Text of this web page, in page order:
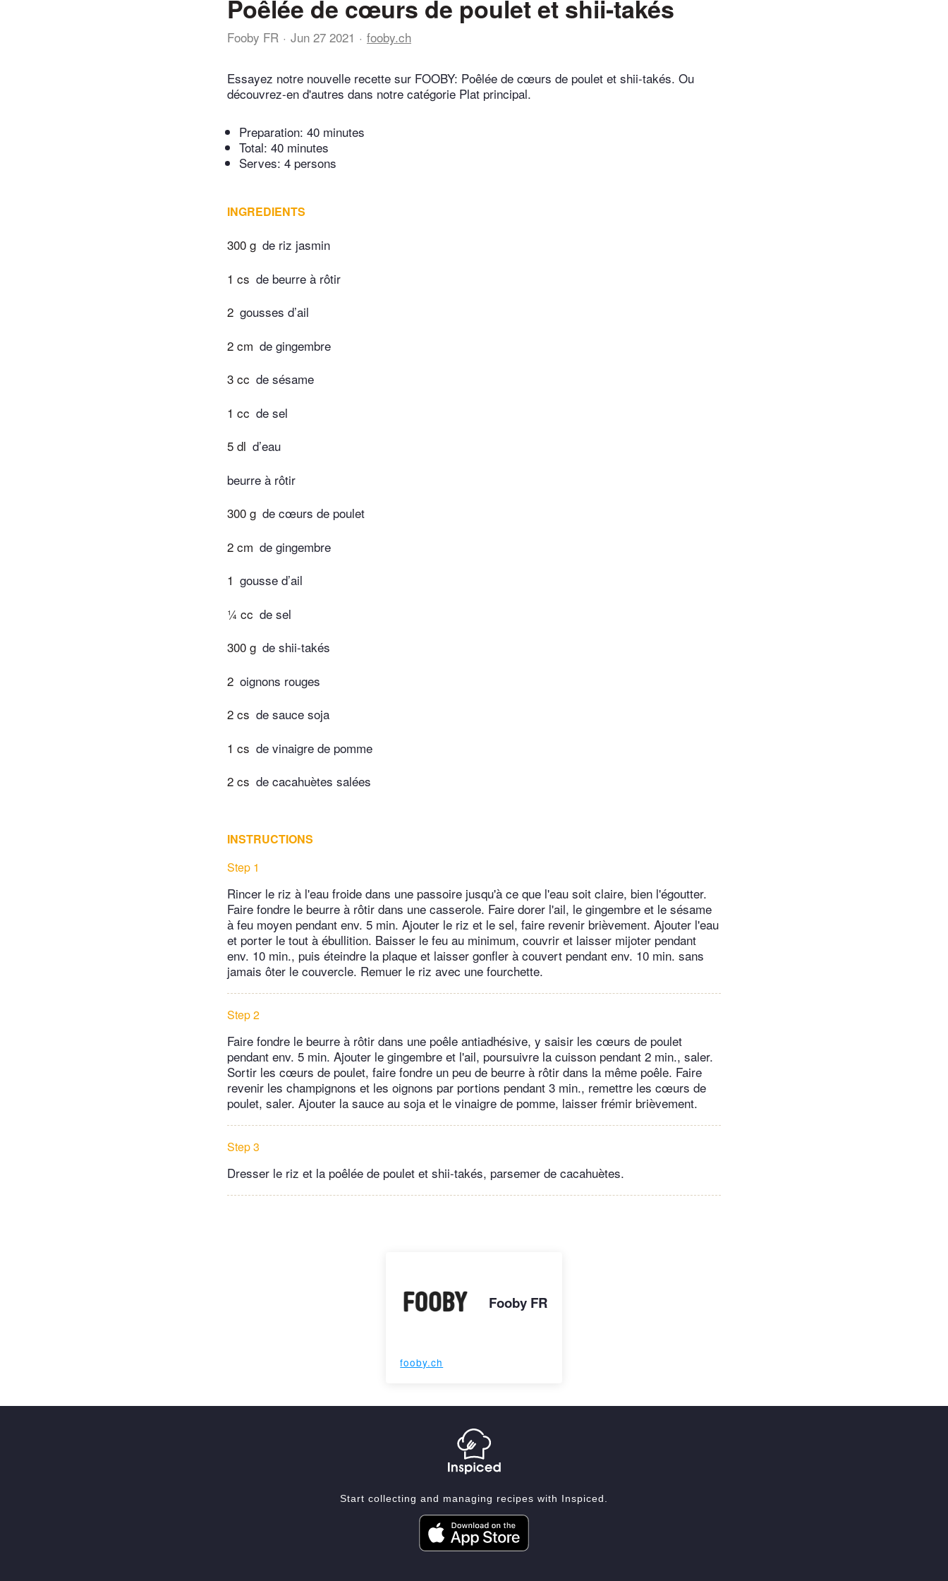
Poêlée de cœurs de poulet et shii-takés
Fooby FR Jun 27 2021 fooby.ch
Essayez notre nouvelle recette sur FOOBY: Poêlée de cœurs de poulet et shii-takés. Ou
découvrez-en d'autres dans notre catégorie Plat principal.
Preparation: 40 minutes
Total: 40 minutes
Serves: 4 persons
INGREDIENTS
300 g de riz jasmin
1 cs de beurre à rôtir
2 gousses d’ail
2 cm de gingembre
3 cc de sésame
1 cc de sel
5 dl d’eau
beurre à rôtir
300 g de cœurs de poulet
2 cm de gingembre
1 gousse d’ail
¼ cc de sel
300 g de shii-takés
2 oignons rouges
2 cs de sauce soja
1 cs de vinaigre de pomme
2 cs de cacahuètes salées
INSTRUCTIONS
Step 1
Rincer le riz à l'eau froide dans une passoire jusqu'à ce que l'eau soit claire, bien l'égoutter.
Faire fondre le beurre à rôtir dans une casserole. Faire dorer l'ail, le gingembre et le sésame
à feu moyen pendant env. 5 min. Ajouter le riz et le sel, faire revenir brièvement. Ajouter l'eau
et porter le tout à ébullition. Baisser le feu au minimum, couvrir et laisser mijoter pendant
env. 10 min., puis éteindre la plaque et laisser gonfler à couvert pendant env. 10 min. sans
jamais ôter le couvercle. Remuer le riz avec une fourchette.
Step 2
Faire fondre le beurre à rôtir dans une poêle antiadhésive, y saisir les cœurs de poulet
pendant env. 5 min. Ajouter le gingembre et l'ail, poursuivre la cuisson pendant 2 min., saler.
Sortir les cœurs de poulet, faire fondre un peu de beurre à rôtir dans la même poêle. Faire
revenir les champignons et les oignons par portions pendant 3 min., remettre les cœurs de
poulet, saler. Ajouter la sauce au soja et le vinaigre de pomme, laisser frémir brièvement.
Step 3
Dresser le riz et la poêlée de poulet et shii-takés, parsemer de cacahuètes.
Fooby FR
fooby.ch
Start collecting and managing recipes with Inspiced.